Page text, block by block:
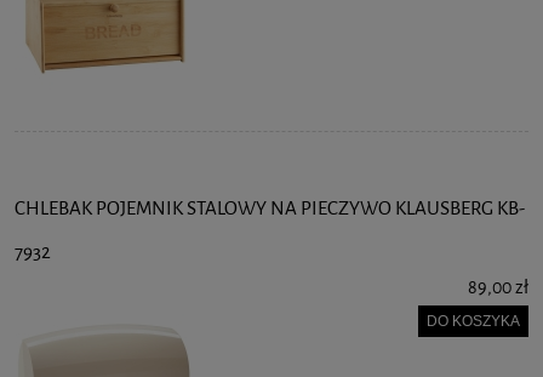
CHLEBAK POJEMNIK STALOWY NA PIECZYWO KLAUSBERG KB-
7932
89,00 zł
DO KOSZYKA